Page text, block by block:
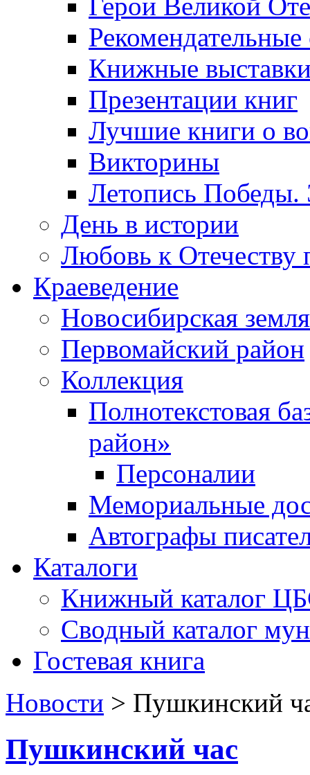
Рекомендательные
Книжные
Презентации книг
Лучшие книги о
Викторины
Летопись Победы.
День в истории
Любовь к Отечеству
Краеведение
Новосибирская земля
Первомайский район
Коллекция
Полнотекстовая
район»
Персоналии
Мемориальные
Автографы
Каталоги
Книжный каталог
Сводный каталог
Гостевая книга
Новости > Пушкинский
Пушкинский час